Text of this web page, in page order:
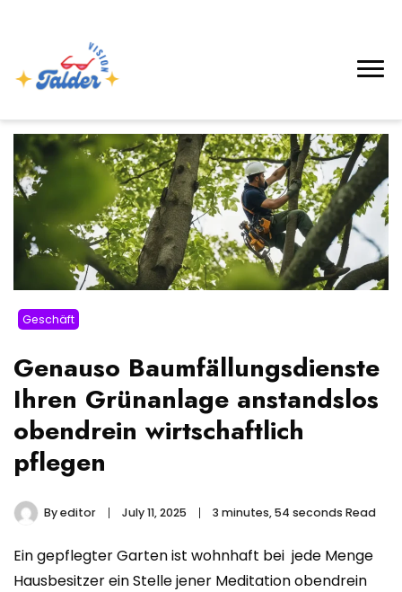
Geschäft
Genauso Baumfällungsdienste
Ihren Grünanlage anstandslos
obendrein wirtschaftlich
pflegen
Byeditor July 11, 2025 3 minutes, 54 seconds Read
Ein gepflegter Garten ist wohnhaft bei jede Menge
Hausbesitzer ein Stelle jener Meditation obendrein